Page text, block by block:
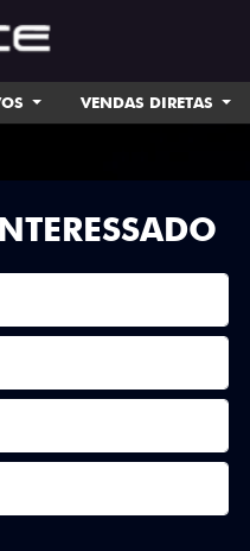
VENDAS DIRETAS